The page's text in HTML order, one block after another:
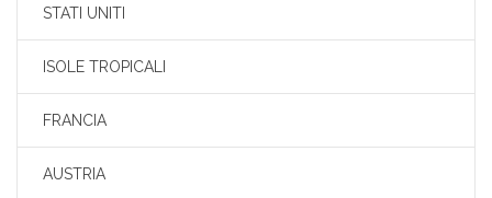
STATI UNITI
ISOLE TROPICALI
FRANCIA
AUSTRIA